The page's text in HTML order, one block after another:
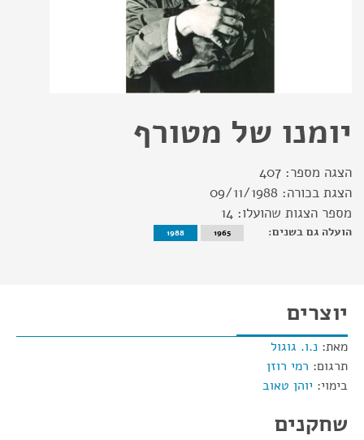
יומנו של מטורף
הצגה מספר: 407
הצגת בכורה: 09/11/1988
מספר הצגות שהועלו: 14
הועלה גם בשנים: 1965
1988
יוצרים
מאת: נ.ו. גוגול
תרגום: רמי רוזן
בימוי: יוהן טאוב
שחקנים